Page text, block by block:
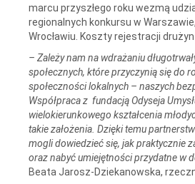
marcu przyszłego roku wezmą
regionalnych konkursu w
Wrocławiu. Koszty rejestracji drużyn
– Zależy nam na wdrażaniu
społecznych, które przyczynią się do
społeczności lokalnych – naszych
Współpraca z fundacją Odyseja
wielokierunkowego kształcenia
takie założenia. Dzięki temu
mogli dowiedzieć się, jak praktycznie
oraz nabyć umiejętności przydatne w
Beata Jarosz-Dziekanowska,